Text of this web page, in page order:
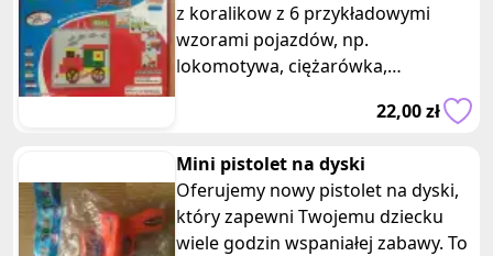
z koralikow z 6 przykładowymi
wzorami pojazdów, np.
lokomotywa, ciężarówka,
helikopter, statek. Posiadam dwie
22,00 zł
Mini pistolet na dyski
Oferujemy nowy pistolet na dyski,
który zapewni Twojemu dziecku
wiele godzin wspaniałej zabawy. To